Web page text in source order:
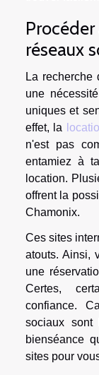
réseaux
La recherche
une
uniques et
effet, la
n'est pas
entamiez à
location.
offrent la
Chamonix.
Ces sites
atouts. Ainsi,
une
Certes,
confiance.
sociaux sont
bienséance
sites pour